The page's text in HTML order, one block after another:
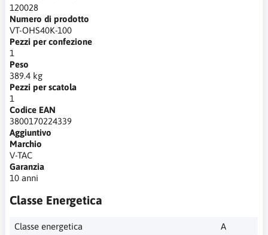
120028
Numero di prodotto
VT-OHS40K-100
Pezzi per confezione
1
Peso
389.4 kg
Pezzi per scatola
1
Codice EAN
3800170224339
Aggiuntivo
Marchio
V-TAC
Garanzia
10 anni
Classe Energetica
Classe energetica A